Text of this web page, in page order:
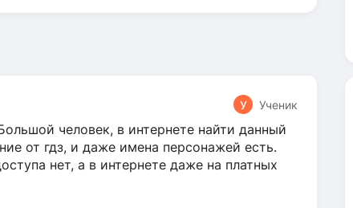
У Ученик
человек, в интернете найти данный
от гдз, и даже имена персонажей есть.
нет, а в интернете даже на платных